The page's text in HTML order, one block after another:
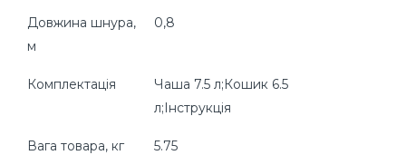
Довжина шнура,
м
0,8
Комплектація
Чаша 7.5 л;Кошик 6.5
л;Інструкція
Вага товара, кг 5.75